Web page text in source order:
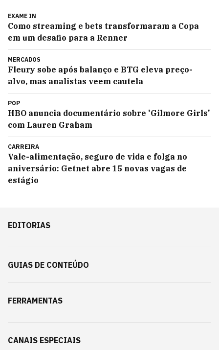
EXAME IN
Como streaming e bets transformaram a Copa
em um desafio para a Renner
MERCADOS
Fleury sobe após balanço e BTG eleva preço-
alvo, mas analistas veem cautela
POP
HBO anuncia documentário sobre 'Gilmore Girls'
com Lauren Graham
CARREIRA
Vale-alimentação, seguro de vida e folga no
aniversário: Getnet abre 15 novas vagas de
estágio
EDITORIAS
GUIAS DE CONTEÚDO
FERRAMENTAS
CANAIS ESPECIAIS